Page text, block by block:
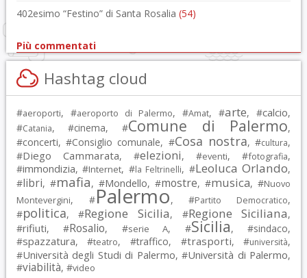
402esimo “Festino” di Santa Rosalia (54)
Più commentati
Hashtag cloud
#aeroporti, #aeroporto di Palermo, #Amat, #arte, #calcio,
#Catania, #cinema, #Comune di Palermo,
#concerti, #Consiglio comunale, #Cosa nostra, #cultura,
#Diego Cammarata, #elezioni, #eventi, #fotografia,
#immondizia, #Internet, #la Feltrinelli, #Leoluca Orlando,
#libri, #mafia, #Mondello, #mostre, #musica, #Nuovo
Montevergini, #Palermo, #Partito Democratico,
#politica, #Regione Sicilia, #Regione Siciliana,
#rifiuti, #Rosalio, #serie A, #Sicilia, #sindaco,
#spazzatura, #teatro, #traffico, #trasporti, #università,
#Università degli Studi di Palermo, #Università di Palermo,
#viabilità, #video